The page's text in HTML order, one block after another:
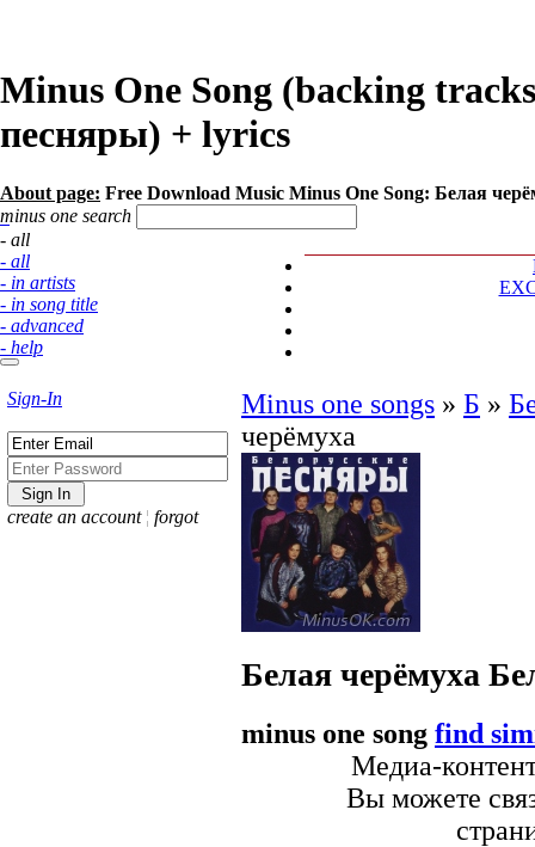
Minus One Song (backing
песняры) + lyrics
About page: Free Download Music Minus One Song: Белая
minus one search
- all
- all
- in artists
- in song title
- advanced
- help
Sign-In
create an account ¦ forgot
Minus one songs » Б »
черёмуха
Белая черёмуха
minus one song find
Медиа-
Вы можете